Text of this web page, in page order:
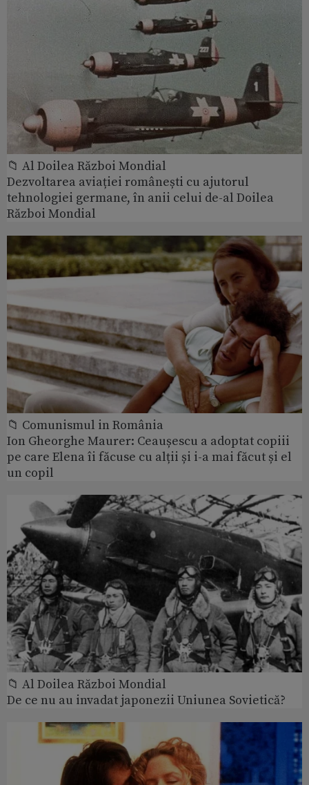
📁 Al Doilea Război Mondial
Dezvoltarea aviației românești cu ajutorul
tehnologiei germane, în anii celui de-al Doilea
Război Mondial
📁 Comunismul in România
Ion Gheorghe Maurer: Ceaușescu a adoptat copiii
pe care Elena îi făcuse cu alții și i-a mai făcut și el
un copil
📁 Al Doilea Război Mondial
De ce nu au invadat japonezii Uniunea Sovietică?